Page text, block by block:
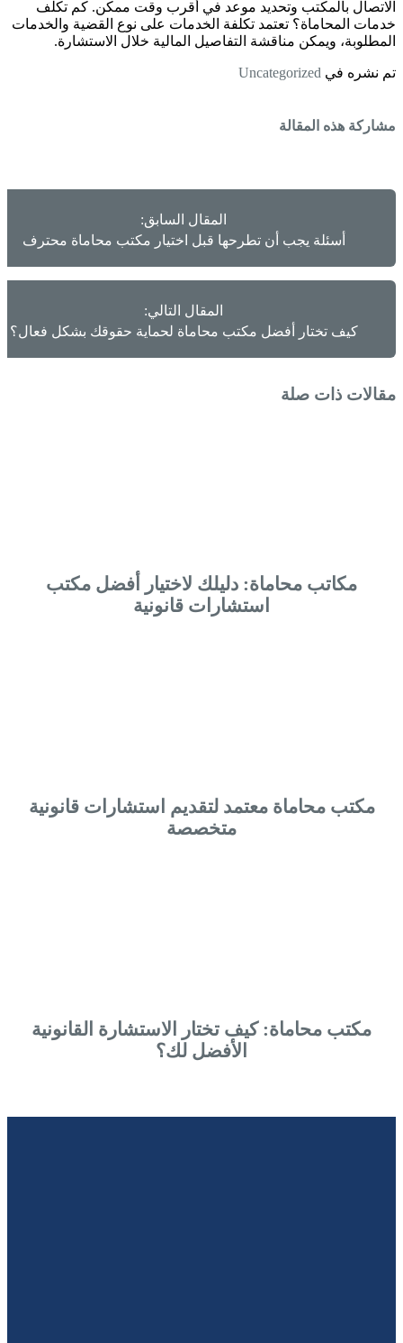
الاتصال بالمكتب وتحديد موعد في أقرب وقت ممكن. كم تكلف
خدمات المحاماة؟ تعتمد تكلفة الخدمات على نوع القضية والخدمات
المطلوبة، ويمكن مناقشة التفاصيل المالية خلال الاستشارة.
تم نشره في Uncategorized
مشاركة هذه المقالة
المقال السابق:
أسئلة يجب أن تطرحها قبل اختيار مكتب محاماة محترف
المقال التالي:
كيف تختار أفضل مكتب محاماة لحماية حقوقك بشكل فعال؟
مقالات ذات صلة
مكاتب محاماة: دليلك لاختيار أفضل مكتب
استشارات قانونية
مكتب محاماة معتمد لتقديم استشارات قانونية
متخصصة
مكتب محاماة: كيف تختار الاستشارة القانونية
الأفضل لك؟